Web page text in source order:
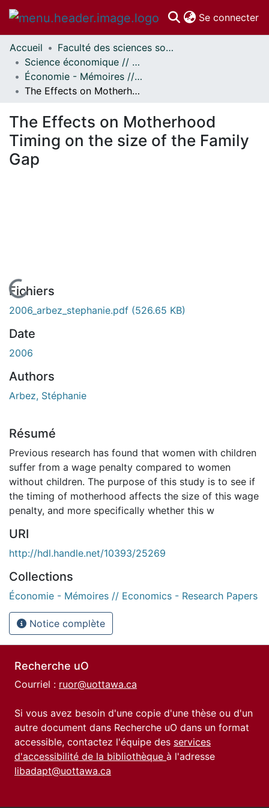
Se connecter
Communautés
et collections
Parcourir
Statistiques
À propos
Accueil
Faculté des sciences sociales // Faculty of Social Sciences
Science économique // Economics
Économie - Mémoires // Economics - Research Papers
The Effects on Motherhood Timing on the size of the Family Gap
The Effects on Motherhood
Timing on the size of the Family
Gap
En cours de chargement...
Fichiers
2006_arbez_stephanie.pdf (526.65 KB)
Date
2006
Authors
Arbez, Stéphanie
Résumé
Previous research has found that women with children
suffer from a wage penalty compared to women
without children. The purpose of this study is to see if
the timing of motherhood affects the size of this wage
penalty, and more specifically whether this w
URI
http://hdl.handle.net/10393/25269
Collections
Économie - Mémoires // Economics - Research Papers
Notice complète
Recherche uO
Courriel : ruor@uottawa.ca
Si vous avez besoin d'une copie d'une thèse ou d'un
autre document dans Recherche uO dans un format
accessible, contactez l'équipe des services
d'accessibilité de la bibliothèque à l'adresse
libadapt@uottawa.ca